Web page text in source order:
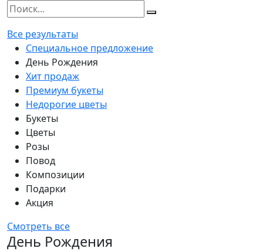
Все результаты
Специальное предложение
День Рождения
Хит продаж
Премиум букеты
Недорогие цветы
Букеты
Цветы
Розы
Повод
Композиции
Подарки
Акция
Смотреть все
День Рождения